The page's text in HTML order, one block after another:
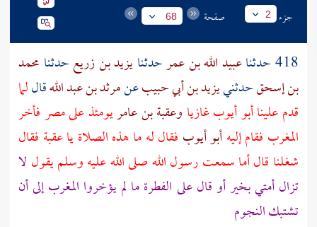
جزء 2 صفحة 68
418 حدثنا عبيد الله بن عمرحدثنايزيد بن زريعحدثنا محمد
بن إسحقحدثنييزيد بن أبي حبيبعنمرثد بن عبد اللهقاللما
قدم عليناأبو أيوبغازيا وعقبة بن عامريومئذ علىمصرفأخر
المغرب فقام إليهأبو أيوب فقال له ما هذه الصلاة ياعقبة فقال
شغلنا قال أما سمعت رسول الله صلى الله عليه وسلم يقول لا
تزال أمتي بخير أو قال على الفطرة ما لم يؤخروا المغرب إلى أن
تشتبك النجوم